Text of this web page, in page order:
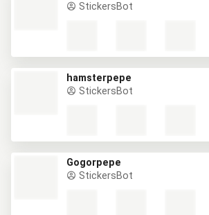
StickersBot
hamsterpepe
StickersBot
Gogorpepe
StickersBot